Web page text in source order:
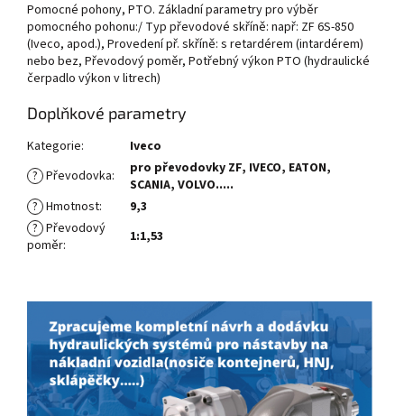
Pomocné pohony, PTO. Základní parametry pro výběr
pomocného pohonu:/ Typ převodové skříně: např: ZF 6S-850
(Iveco, apod.), Provedení př. skříně: s retardérem (intardérem)
nebo bez, Převodový poměr, Potřebný výkon PTO (hydraulické
čerpadlo výkon v litrech)
Doplňkové parametry
Kategorie:
Iveco
? Převodovka:
pro převodovky ZF, IVECO, EATON,
SCANIA, VOLVO.....
? Hmotnost:
9,3
? Převodový
poměr: 1:1,53